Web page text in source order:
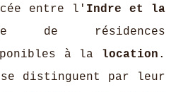
entre l' Indre et la
de résidences
à la location .
distinguent par leur